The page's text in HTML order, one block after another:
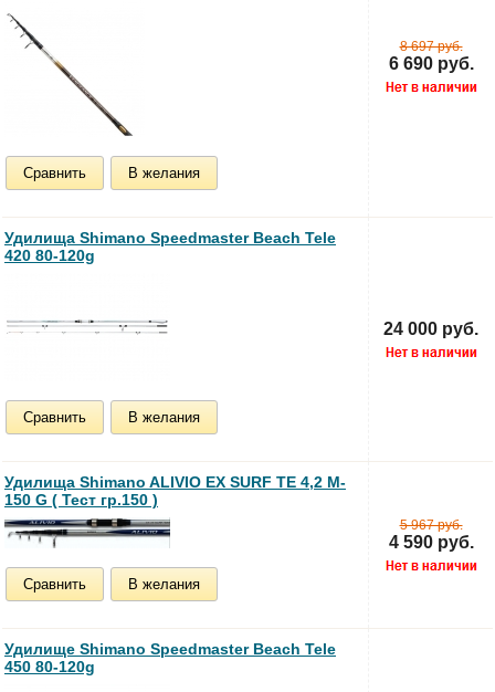
Сравнить В желания
8 697 руб.
6 690 руб.
Удилища Shimano Speedmaster Beach Tele
420 80-120g
Сравнить В желания
24 000 руб.
Удилища Shimano ALIVIO EX SURF TE 4,2 M-
150 G ( Тест гр.150 )
Сравнить В желания
5 967 руб.
4 590 руб.
Удилище Shimano Speedmaster Beach Tele
450 80-120g